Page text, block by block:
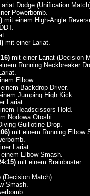
Dodge (Unification
Powerbomb.
mit einem High-Angle
mit einer Lariat.
mit einer Lariat (Decision
Running Neckbreaker
Elbow.
Backdrop Driver.
Jumping High Kick.
Lariat.
Headscissors Hold.
Nodowa Otoshi.
Guillotine Drop.
mit einem Running Elbow
Lariat.
Elbow Smash.
mit einem Brainbuster.
Match).
Smash.